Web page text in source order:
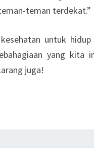
teman terdekat.”
untuk
yang kita
juga!